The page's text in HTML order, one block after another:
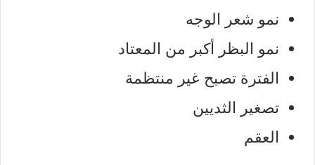
نمو شعر الوجه
نمو البظر أكبر من المعتاد
الفترة تصبح غير منتظمة
تصغير الثديين
العقم